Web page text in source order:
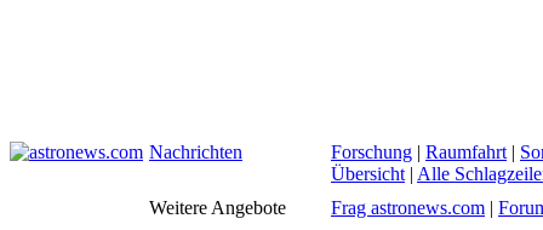
Nachrichten Forschung | Raumfahrt |
Übersicht | Alle
Weitere Angebote
Frag astronews.com |